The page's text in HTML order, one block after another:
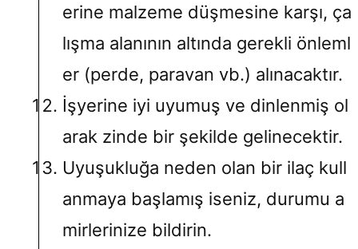
erine malzeme düşmesine karşı, ça
lışma alanının altında gerekli önleml
er (perde, paravan vb.) alınacaktır.
İşyerine iyi uyumuş ve dinlenmiş ol
arak zinde bir şekilde gelinecektir.
Uyuşukluğa neden olan bir ilaç kull
anmaya başlamış iseniz, durumu a
mirlerinize bildirin.